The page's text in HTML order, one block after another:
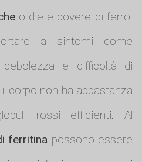
o diete povere di ferro.
a sintomi come
debolezza e difficoltà di
corpo non ha abbastanza
rossi efficienti. Al
ferritina possono essere